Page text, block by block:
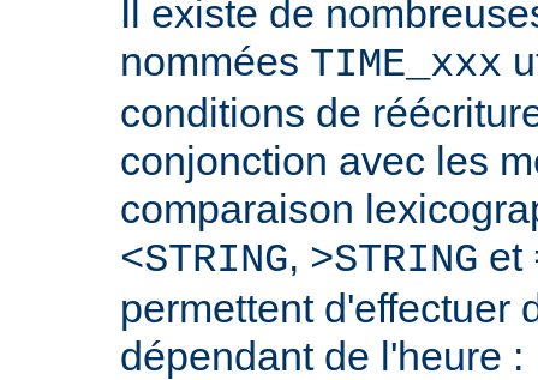
Il existe de
nommées TIME_xxx
conditions de
conjonction avec les
comparaison
<STRING, >STRING et
permettent d'effectuer
dépendant de l'heure :